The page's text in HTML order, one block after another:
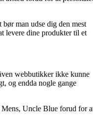
man udse dig den mest
levere dine produkter til et
webbutikker ikke kunne
og endda nogle gange
Uncle Blue forud for